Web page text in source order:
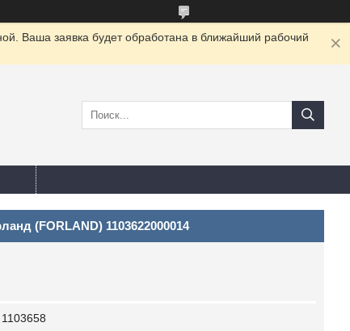
Ваша заявка будет обработана в ближайший рабочий
(FORLAND) 1103622000014
1103658